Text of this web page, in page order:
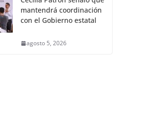
mantendrá coordinación
con el Gobierno estatal
agosto 5, 2026